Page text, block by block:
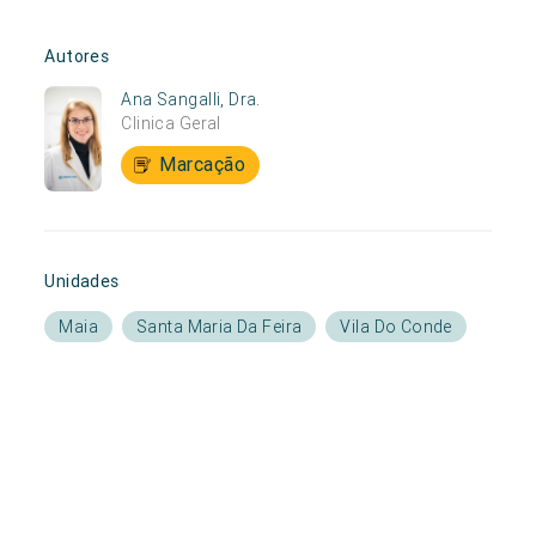
Autores
Ana Sangalli, Dra.
Clinica Geral
Marcação
Unidades
Maia Santa Maria Da Feira Vila Do Conde